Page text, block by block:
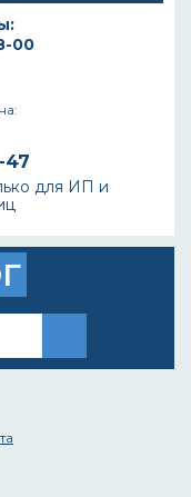
00
47
для ИП и